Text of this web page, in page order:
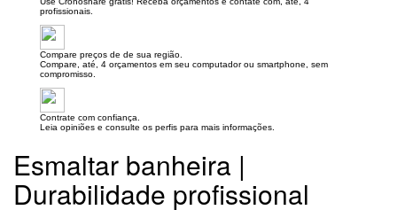
profissionais.
Compare preços de de sua região.
Compare, até, 4 orçamentos em seu computador ou smartphone, sem
compromisso.
Contrate com confiança.
Leia opiniões e consulte os perfis para mais informações.
Esmaltar banheira |
Durabilidade profissional